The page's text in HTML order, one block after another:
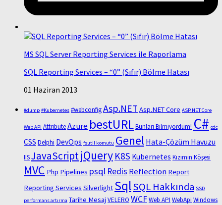
MS SQL Server Reporting Services ile Raporlama
SQL Reporting Services – “0” (Sıfır) Bölme Hatası
01 Haziran 2013
#dump #Kubernetes #webconfigAsp.NET Asp.NET Core ASP.NET Core
Web API AttributeAzure bestURLBunları Bilmiyordum! C# cdc
CSS Delphi DevOps fsutil komutu Genel Hata-Çözüm Havuzu
IISJavaScriptjQuery K8S Kubernetes Kızımın Köşesi
MVC Php Pipelines psql Redis Reflection Report
Reporting Services Silverlight SqlSQL Hakkında SSD
performans artırma Tarihe Mesaj VELERO WCFWeb API WebApi Windows